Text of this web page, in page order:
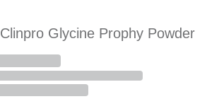
Clinpro Glycine Prophy Powder